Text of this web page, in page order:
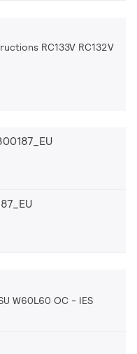
RC133V RC132V
W60L60 OC IES